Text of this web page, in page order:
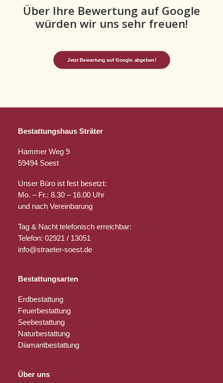
Über Ihre Bewertung auf Google
würden wir uns sehr freuen!
Jetzt Bewertung auf Google abgeben!
Bestattungshaus Sträter
Hammer Weg 9
59494 Soest
Unser Büro ist fest besetzt:
Mo. – Fr.: 8.30 – 16.00 Uhr
und nach Vereinbarung
Tag & Nacht telefonisch erreichbar:
Telefon: 02921 / 13051
info@straeter-soest.de
Bestattungsarten
Erdbestattung
Feuerbestattung
Seebestattung
Naturbestattung
Diamantbestattung
Über uns